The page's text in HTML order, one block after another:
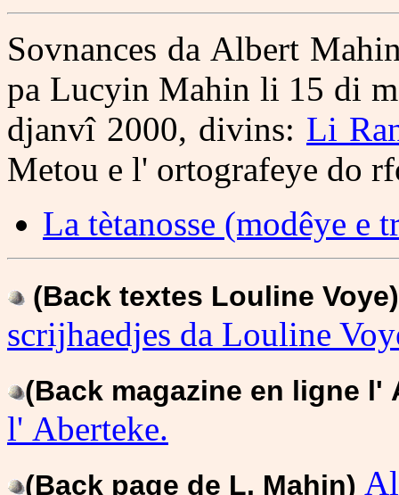
Sovnances da Albert
pa Lucyin Mahin li 15 di
djanvî 2000, divins: Li
Metou e l' ortografeye do
La tètanosse (modêye e
(Back textes Louline
scrijhaedjes da Louline
(Back magazine en ligne l'
l' Aberteke.
(Back page de L. Mahin)